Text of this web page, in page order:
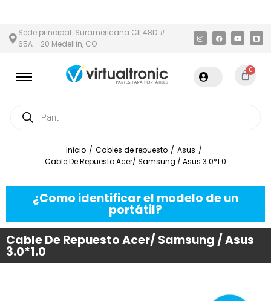
Sede principal: Suramericana Cll 48D #
65A - 20 Medellín, CO
0
Inicio / Cables de repuesto / Asus /
Cable De Repuesto Acer/ Samsung / Asus 3.0*1.0
¿Como identificar el modelo de un
portátil?
Cable De Repuesto Acer/ Samsung / Asus
3.0*1.0